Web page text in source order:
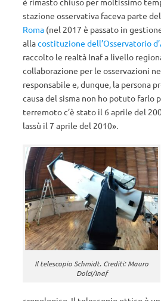
stazione osservativa faceva parte
Roma (nel 2017 è passato in
allacostituzione dell’Osservatorio
raccolto le realtà Inaf a livello
collaborazione per le osservazioni
responsabile e, dunque, la persona
causa del sisma non ho potuto farlo
terremoto c’è stato il 6 aprile del
lassù il 7 aprile del 2010».
Il telescopio Schmidt. Crediti: Mauro
Dolci/Inaf